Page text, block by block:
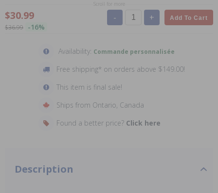
Scroll for more
$30.99
$36.99 -16%
- + Add To Cart
Availability: Commande personnalisée
Free shipping* on orders above $149.00!
This item is final sale!
Ships from Ontario, Canada
Found a better price? Click here
Description